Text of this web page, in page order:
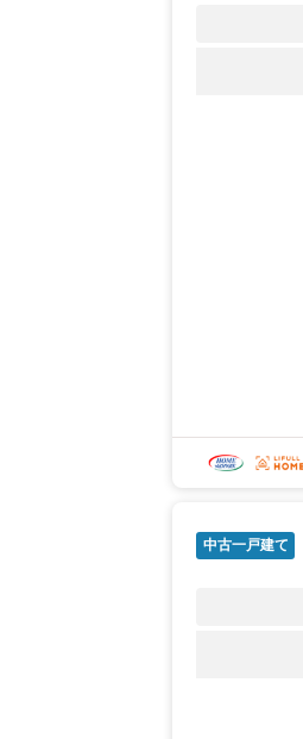
中古一戸建て